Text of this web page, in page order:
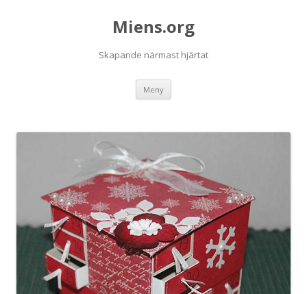
Miens.org
Skapande närmast hjärtat
Meny